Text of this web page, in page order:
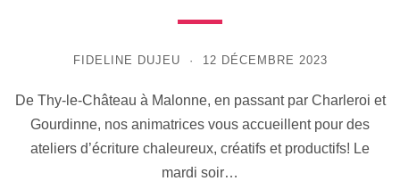
FIDELINE DUJEU 12 DÉCEMBRE 2023
De Thy-le-Château à Malonne, en passant par Charleroi et
Gourdinne, nos animatrices vous accueillent pour des
ateliers d’écriture chaleureux, créatifs et productifs! Le
mardi soir…